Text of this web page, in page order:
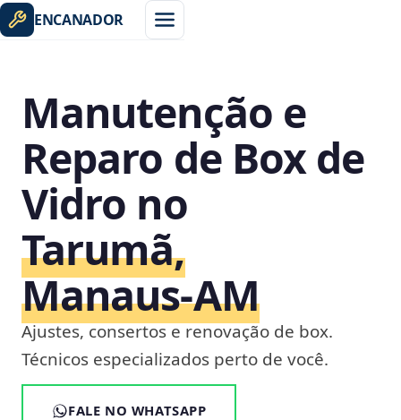
ENCANADOR
Manutenção e
Reparo de Box de
Vidro no
Tarumã,
Manaus‑AM
Ajustes, consertos e renovação de box.
Técnicos especializados perto de você.
FALE NO WHATSAPP